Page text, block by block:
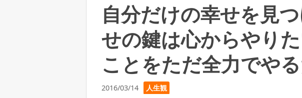
自分だけの幸せを見
せの鍵は心からやり
ことをただ全力でや
2016/03/14 人生観